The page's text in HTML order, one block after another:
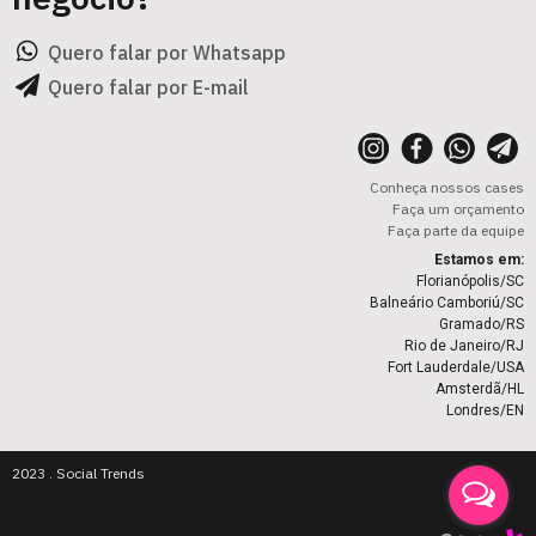
Quero falar por Whatsapp
Quero falar por E-mail
Conheça nossos cases
Faça um orçamento
Faça parte da equipe
Estamos em:
Florianópolis/SC
Balneário Camboriú/SC
Gramado/RS
Rio de Janeiro/RJ
Fort Lauderdale/USA
Amsterdã/HL
Londres/EN
2023 . Social Trends